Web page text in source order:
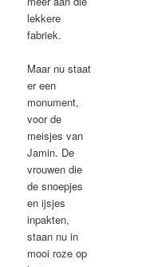
lekkere
fabriek.
Maar nu staat
er een
monument,
voor de
meisjes van
Jamin. De
vrouwen die
de snoepjes
en ijsjes
inpakten,
staan nu in
mooi roze op